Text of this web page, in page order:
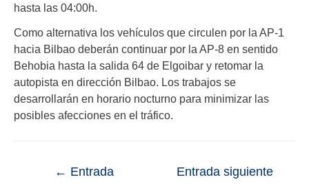
hasta las 04:00h.
Como alternativa los vehículos que circulen por la AP-1
hacia Bilbao deberán continuar por la AP-8 en sentido
Behobia hasta la salida 64 de Elgoibar y retomar la
autopista en dirección Bilbao. Los trabajos se
desarrollarán en horario nocturno para minimizar las
posibles afecciones en el tráfico.
← Entrada
Entrada siguiente